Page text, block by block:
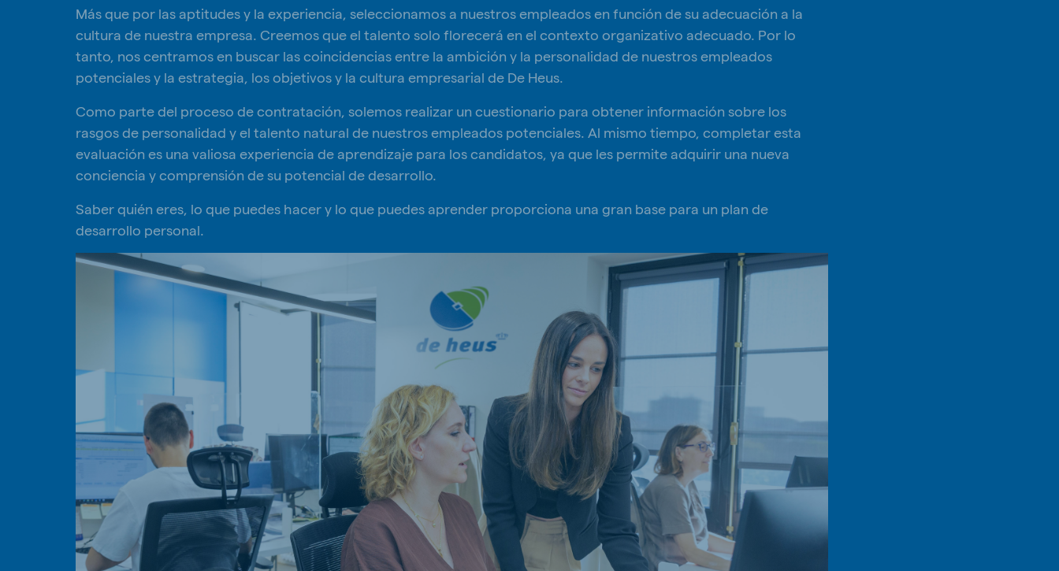
Más que por las aptitudes y la experiencia, seleccionamos a nuestros empleados en función de su adecuación a la
cultura de nuestra empresa. Creemos que el talento solo florecerá en el contexto organizativo adecuado. Por lo
tanto, nos centramos en buscar las coincidencias entre la ambición y la personalidad de nuestros empleados
potenciales y la estrategia, los objetivos y la cultura empresarial de De Heus.
Como parte del proceso de contratación, solemos realizar un cuestionario para obtener información sobre los
rasgos de personalidad y el talento natural de nuestros empleados potenciales. Al mismo tiempo, completar esta
evaluación es una valiosa experiencia de aprendizaje para los candidatos, ya que les permite adquirir una nueva
conciencia y comprensión de su potencial de desarrollo.
Saber quién eres, lo que puedes hacer y lo que puedes aprender proporciona una gran base para un plan de
desarrollo personal.